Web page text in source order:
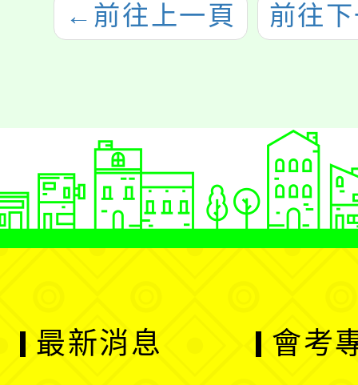
← 前往上一頁 前往
最新消息 會考